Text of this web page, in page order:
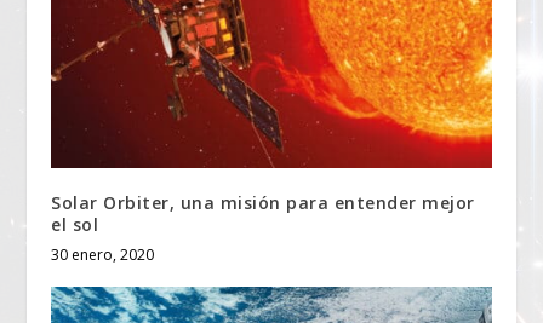
Solar Orbiter, una misión para entender mejor
el sol
30 enero, 2020